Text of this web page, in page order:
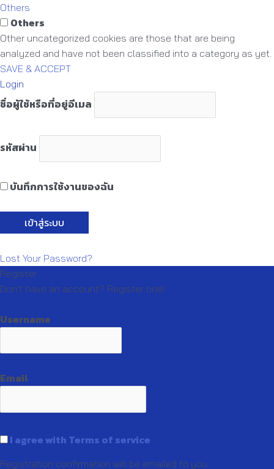
Others
Others
Other uncategorized cookies are those that are being
analyzed and have not been classified into a category as yet.
SAVE & ACCEPT
Login
ชื่อผู้ใช้หรือที่อยู่อีเมล
รหัสผ่าน
บันทึกการใช้งานของฉัน
Lost Your Password?
Register
Don't have an account? Register one!
Username
Email
I agree with Terms of service
Registration confirmation will be emailed to you.